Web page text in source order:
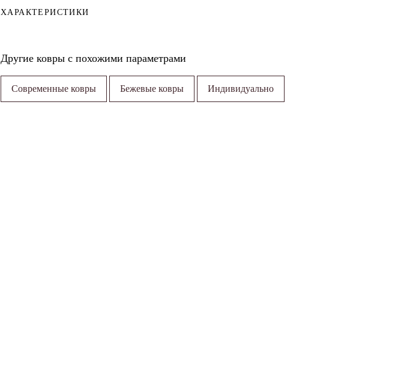
ХАРАКТЕРИСТИКИ
Другие ковры с похожими параметрами
Современные ковры Бежевые ковры Индивидуально